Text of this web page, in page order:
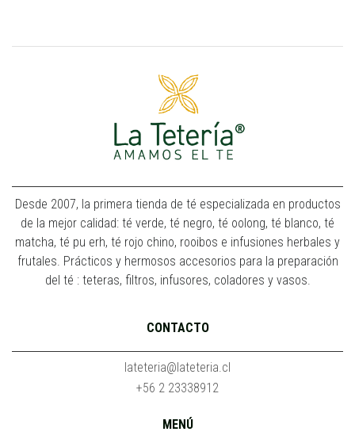
Desde 2007, la primera tienda de té especializada en productos
de la mejor calidad: té verde, té negro, té oolong, té blanco, té
matcha, té pu erh, té rojo chino, rooibos e infusiones herbales y
frutales. Prácticos y hermosos accesorios para la preparación
del té : teteras, filtros, infusores, coladores y vasos.
CONTACTO
lateteria@lateteria.cl
+56 2 23338912
MENÚ